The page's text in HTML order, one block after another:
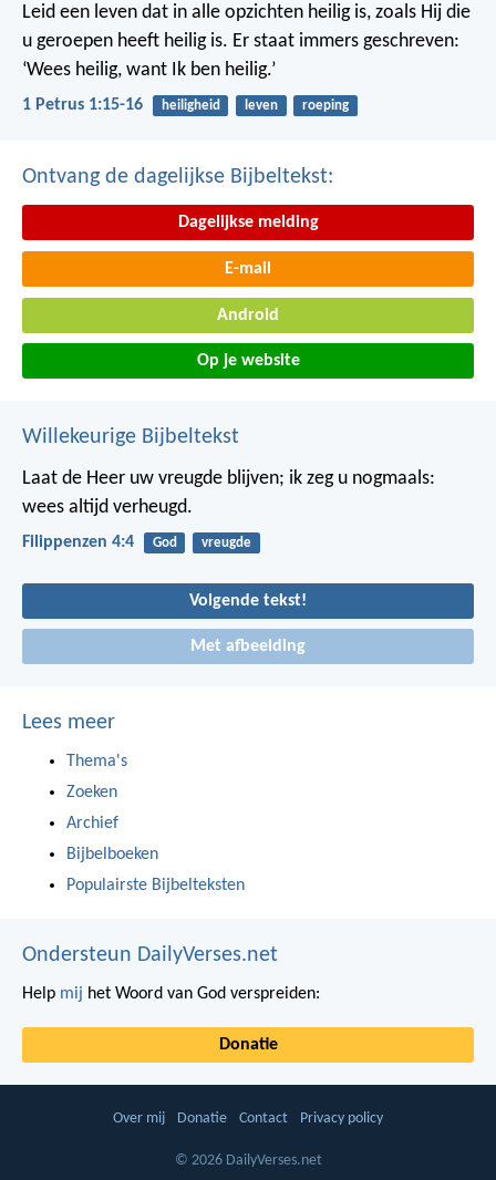
Leid een leven dat in alle opzichten heilig is, zoals Hij die
u geroepen heeft heilig is. Er staat immers geschreven:
‘Wees heilig, want Ik ben heilig.’
1 Petrus 1:15-16 heiligheid leven roeping
Ontvang de dagelijkse Bijbeltekst:
Dagelijkse melding
E-mail
Android
Op je website
Willekeurige Bijbeltekst
Laat de Heer uw vreugde blijven; ik zeg u nogmaals:
wees altijd verheugd.
Filippenzen 4:4 God vreugde
Volgende tekst!
Met afbeelding
Lees meer
Thema's
Zoeken
Archief
Bijbelboeken
Populairste Bijbelteksten
Ondersteun DailyVerses.net
Help mij het Woord van God verspreiden:
Donatie
Over mij Donatie Contact Privacy policy
© 2026 DailyVerses.net